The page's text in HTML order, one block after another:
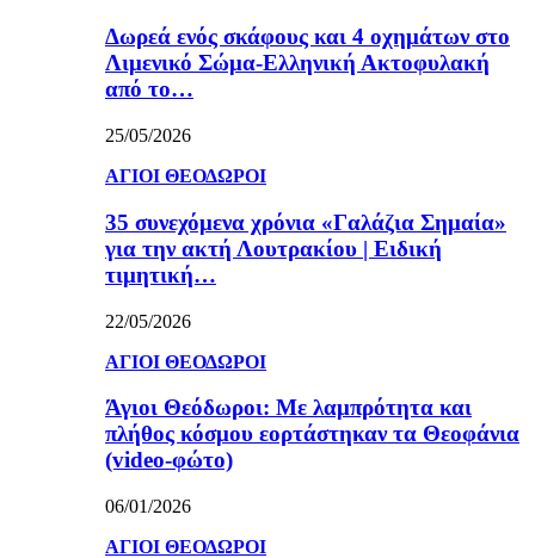
Δωρεά ενός σκάφους και 4 οχημάτων στο
Λιμενικό Σώμα-Ελληνική Ακτοφυλακή
από το…
25/05/2026
ΑΓΙΟΙ ΘΕΟΔΩΡΟΙ
35 συνεχόμενα χρόνια «Γαλάζια Σημαία»
για την ακτή Λουτρακίου | Ειδική
τιμητική…
22/05/2026
ΑΓΙΟΙ ΘΕΟΔΩΡΟΙ
Άγιοι Θεόδωροι: Με λαμπρότητα και
πλήθος κόσμου εορτάστηκαν τα Θεοφάνια
(video-φώτο)
06/01/2026
ΑΓΙΟΙ ΘΕΟΔΩΡΟΙ